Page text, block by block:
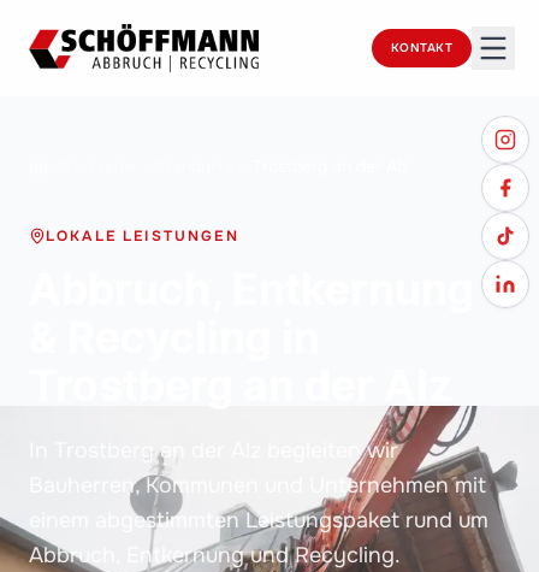
KONTAKT
LOKALE LEISTUNGEN
In Trostberg an der Alz begleiten wir
Bauherren, Kommunen und Unternehmen mit
einem abgestimmten Leistungspaket rund um
Abbruch, Entkernung und Recycling.